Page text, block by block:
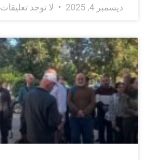
ديسمبر 4, 2025 لا توجد تعليقات